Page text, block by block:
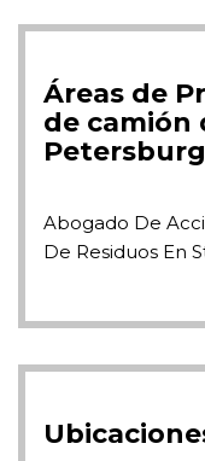
Áreas de
de camión
Petersburg
Abogado De
De Residuos En